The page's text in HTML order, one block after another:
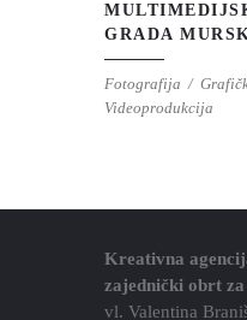
GRADA
Fotografija
Videoprodukcija
Kreativna
zajednički obrt
vl. Valentina